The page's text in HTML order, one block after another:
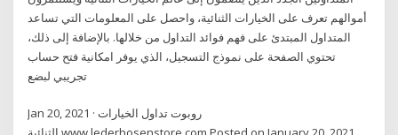
أموالهم تعرف على الخيارات الثنائية، واحصل على المعلومات التي تساعد
المتداول المبتدئ على فهم فوائد التداول من خلالها. بالإضافة إلى ذلك،
تحتوي الصفحة على نموذج التسجيل، الذي يوفر امكانية فتح حساب
تجريبي لبضع
Jan 20, 2021 · روبوت تداول الخيارات